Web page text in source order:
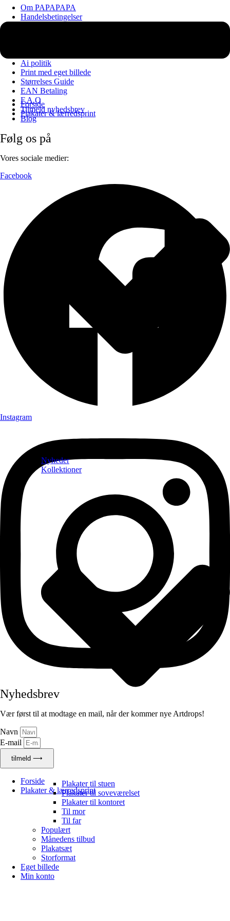
Forside
Plakater & lærredsprint
Nyheder
Kollektioner
Plakater til stuen
Plakater til soveværelset
Plakater til kontoret
Til mor
Til far
Populært
Månedens tilbud
Plakatsæt
Storformat
Eget billede
Min konto
Om PAPAPAPA
Handelsbetingelser
Ai politik
Print med eget billede
Størrelses Guide
EAN Betaling
F.A.Q
Tilmeld nyhedsbrev
Blog
Følg os på
Vores sociale medier:
Facebook
Instagram
Nyhedsbrev
Vær først til at modtage en mail, når der kommer nye Artdrops!
Navn
E-mail
tilmeld ⟶
Forside
Plakater & lærredsprint